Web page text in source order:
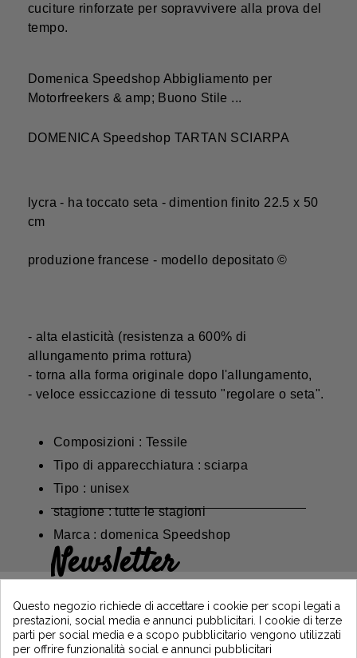
cuciture rinforzate per sopravvivere alla prova del
tempo.
Domenica Speedshop Abbigliamento per
Motorfreekers & amp; Buono Stile ...
DOMENICA Speedshop TARTAN SCIARPA
lycra - ha toccato seta - dimention finito 22.5 x 50
cm
produzione francese - modello depositato ©
- alta elasticità (resistenza a 600% di
allungamento prima rottura)
- torna alla forma originale dopo l'allungamento,
- veloce essiccazione di tessuto "regolare o seta".
Composizioni : Tessile
Tipo di apparecchiatura : sciarpa
Tipo : unisex
stagione : tutte le stagioni
Marca : domenica Speedshop
Newsletter
iscrivendoti e resta informato sulle ultime
notizie di Vintage Motors
Questo negozio richiede di accettare i cookie per scopi legati a
prestazioni, social media e annunci pubblicitari. I cookie di terze
parti per social media e a scopo pubblicitario vengono utilizzati
per offrire funzionalità social e annunci pubblicitari